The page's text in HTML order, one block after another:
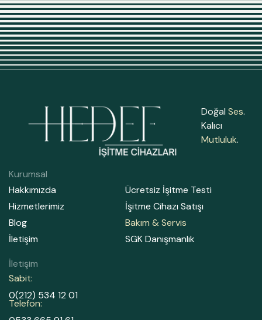
Doğal Ses.
Kalıcı
Mutluluk.
Kurumsal
Hakkımızda
Hizmetlerimiz
Blog
İletişim
Ücretsiz İşitme Testi
İşitme Cihazı Satışı
Bakım & Servis
SGK Danışmanlık
İletişim
Sabit:
0(212) 534 12 01
Telefon: